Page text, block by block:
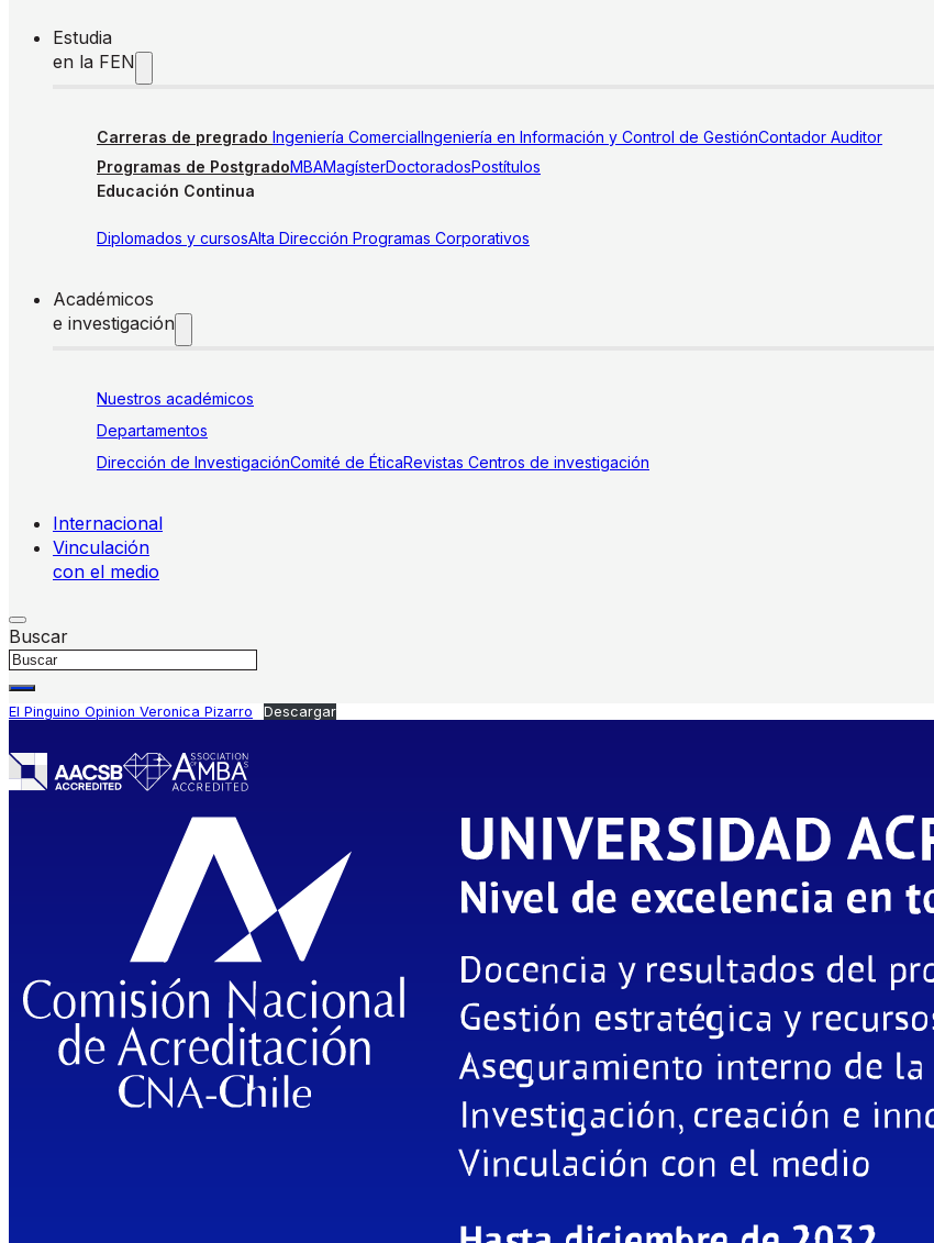
Estudia
en la FEN
Carreras de pregrado Ingeniería ComercialIngeniería en Información y Control de GestiónContador Auditor
Programas de PostgradoMBAMagísterDoctoradosPostítulos
Educación Continua
Diplomados y cursosAlta Dirección Programas Corporativos
Académicos
e investigación
Nuestros académicos
Departamentos
Dirección de InvestigaciónComité de ÉticaRevistas Centros de investigación
Internacional
Vinculación
con el medio
Buscar
El Pinguino Opinion Veronica Pizarro Descargar